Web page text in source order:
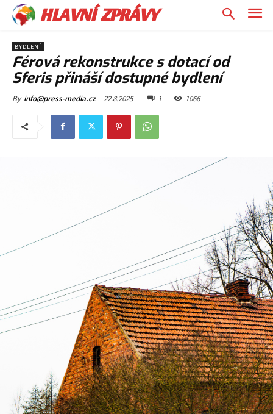
HLAVNÍ ZPRÁVY
BYDLENÍ
Férová rekonstrukce s dotací od
Sferis přináší dostupné bydlení
By info@press-media.cz 22.8.2025 1 1066